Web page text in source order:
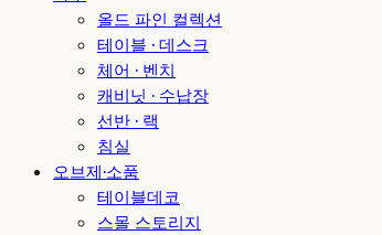
올드 파인 컬렉션
테이블 · 데스크
체어 · 벤치
캐비닛 · 수납장
선반 · 랙
침실
오브제·소품
테이블데코
스몰 스토리지